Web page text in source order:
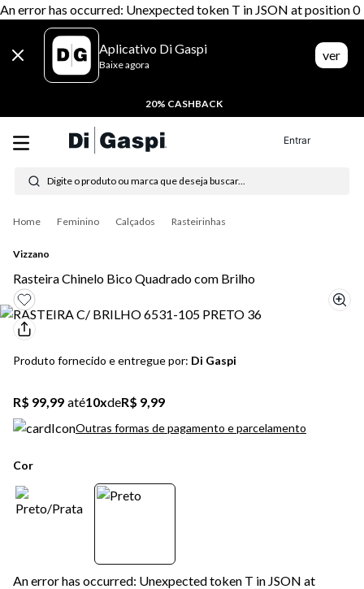
An error has occurred: Unexpected token T in JSON at position 0
Aplicativo Di Gaspi
Baixe agora
ver
20% CASHBACK
Entrar
Digite o produto ou marca que deseja buscar...
Feminino Calçados Rasteirinhas
Vizzano
Rasteira Chinelo Bico Quadrado com Brilho
Produto fornecido e entregue por: Di Gaspi
R$ 99,99 até10xdeR$ 9,99
Outras formas de pagamento e parcelamento
Cor
An error has occurred: Unexpected token T in JSON at
Termos mais buscados
1º tenis
3º tênis masculino
4º moletom
5 º sandalia
6º bota
8º jeans
9º chinelo